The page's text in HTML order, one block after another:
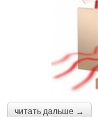
читать дальше →